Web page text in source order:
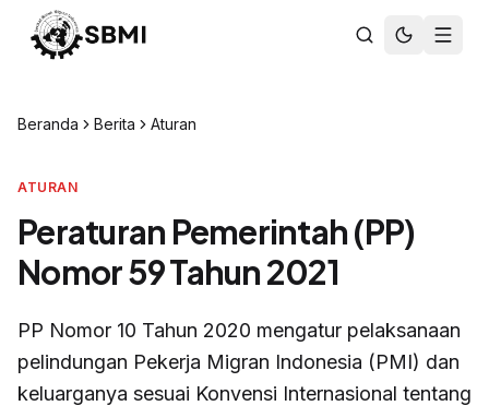
Beranda Berita Aturan
ATURAN
Peraturan Pemerintah (PP)
Nomor 59 Tahun 2021
PP Nomor 10 Tahun 2020 mengatur pelaksanaan
pelindungan Pekerja Migran Indonesia (PMI) dan
keluarganya sesuai Konvensi Internasional tentang